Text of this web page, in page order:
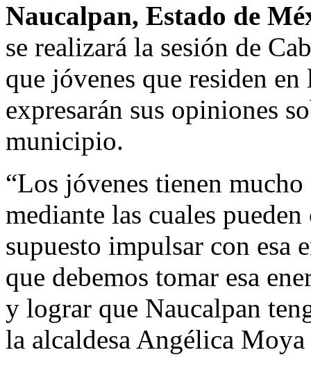
Naucalpan, Estado de
se realizará la sesión de
que jóvenes que residen
expresarán sus opiniones
municipio.
“Los jóvenes tienen mucho
mediante las cuales
supuesto impulsar con esa
que debemos tomar esa
y lograr que Naucalpan
la alcaldesa Angélica